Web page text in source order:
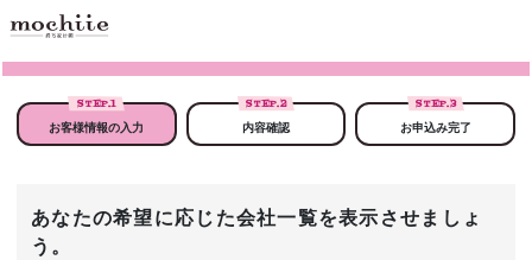
STEP.1
お客様情報の入力
STEP.2
内容確認
STEP.3
お申込み完了
あなたの希望に応じた会社一覧を表示させましょ
う。